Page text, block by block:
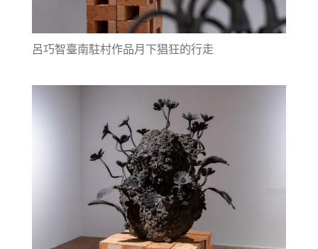
呂巧智臺南駐村作品月下猖狂的行走